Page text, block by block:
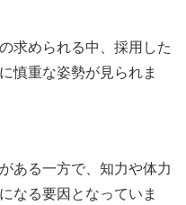
求められる中、採用した
慎重な姿勢が見られま
ある一方で、知力や体力
なる要因となっていま